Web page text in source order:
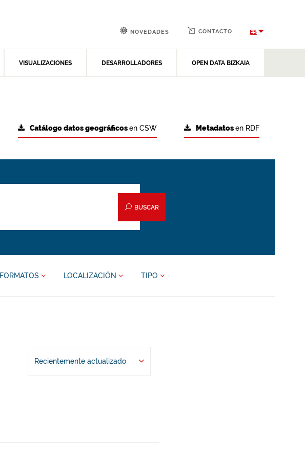
VISUALIZACIONES DESARROLLADORES OPEN DATA BIZKAIA
NOVEDADES CONTACTO ES
Metadatosen RDF
Catálogo datos geográficosen CSW
BUSCAR
FORMATOS LOCALIZACIÓN TIPO
Recientemente actualizado